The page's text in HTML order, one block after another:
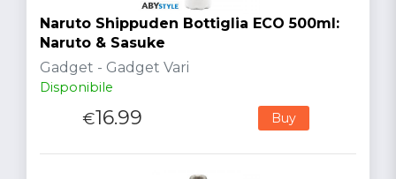
Naruto Shippuden Bottiglia ECO 500ml:
Naruto & Sasuke
Gadget - Gadget Vari
Disponibile
€16.99 Buy